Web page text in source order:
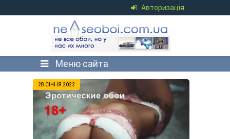
Авторизація
Меню сайта
28 СІЧНЯ 2022